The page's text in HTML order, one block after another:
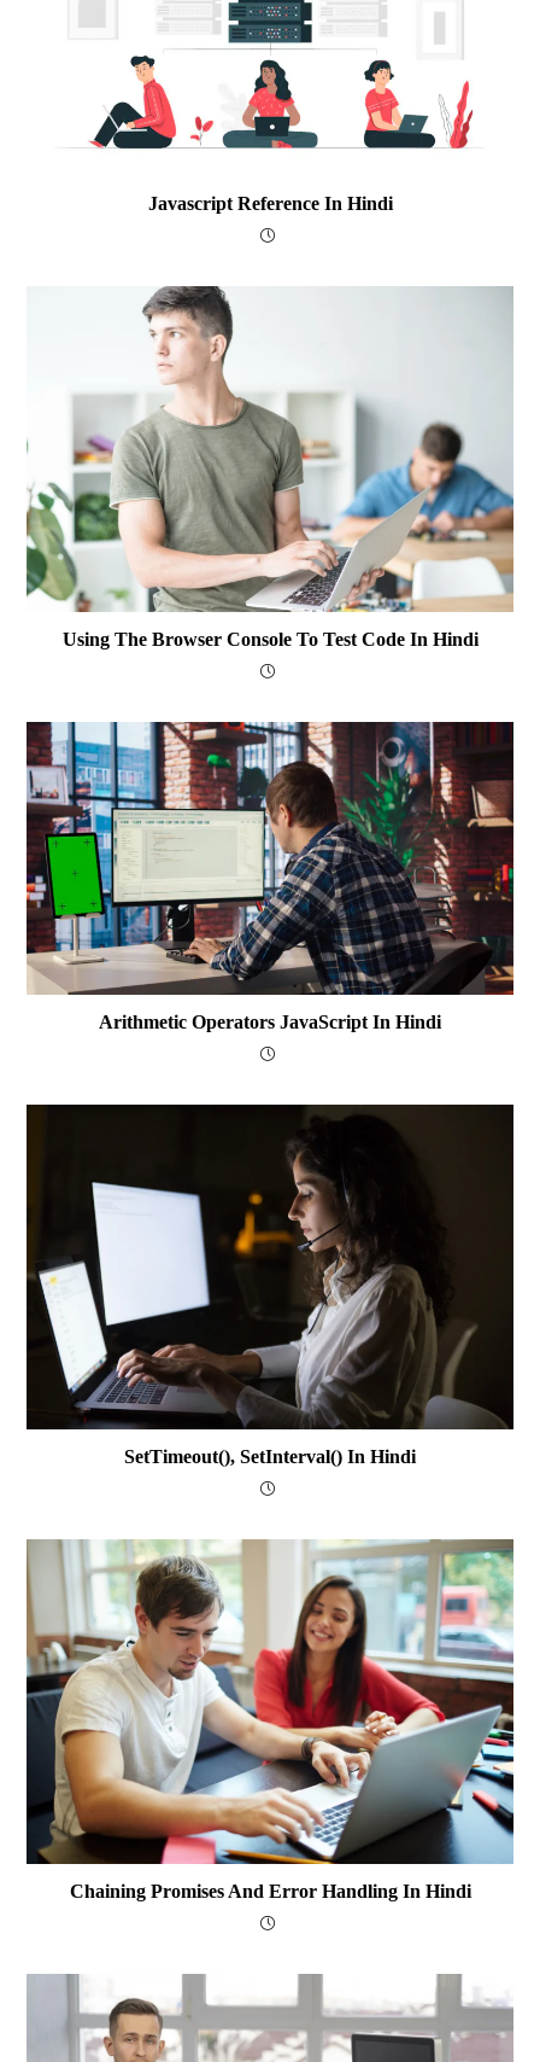
Javascript Reference In Hindi
Using The Browser Console To Test Code In Hindi
Arithmetic Operators JavaScript In Hindi
SetTimeout(), SetInterval() In Hindi
Chaining Promises And Error Handling In Hindi